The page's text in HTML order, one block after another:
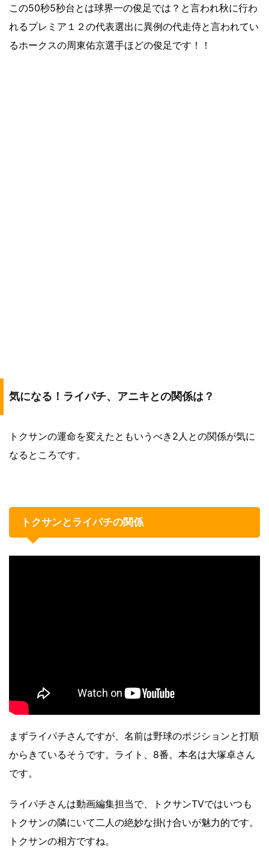
この50秒5秒台とは球界一の俊足では？と言われ秋に行わ
れるプレミア１２の代表選出に異例の代走侍と言われてい
るホークスの周東佑京選手ほどの俊足です！！
気になる！ライパチ、アニキとの関係は？
トクサンの運命を変えたともいうべき2人との関係が気に
なるところです。
トクサンとライパチの関係
まずライパチさんですが、名前は野球のポジションと打順
からきているそうです。ライト、8番。本名は大塚卓さん
です。
ライパチさんは動画編集担当で、トクサンTVではいつも
トクサンの隣にいて二人の絶妙な掛け合いが魅力的です。
トクサンの相方ですね。